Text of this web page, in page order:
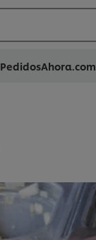
PedidosAhora.com